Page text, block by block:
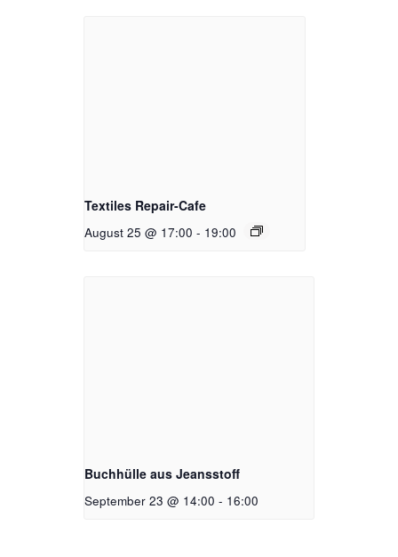
Textiles Repair-Cafe
August 25 @ 17:00 - 19:00
Buchhülle aus Jeansstoff
September 23 @ 14:00 - 16:00